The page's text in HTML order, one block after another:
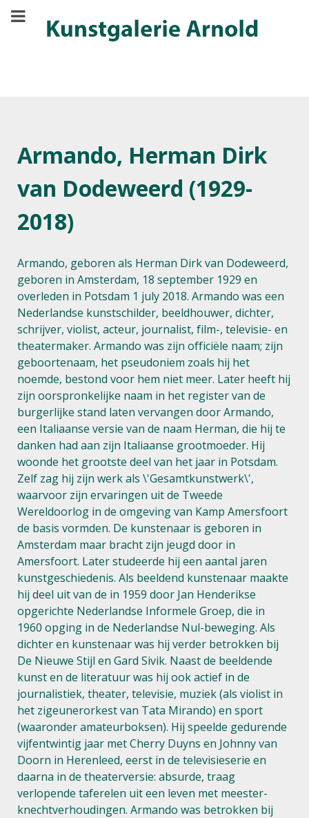
Armando, Herman Dirk
van Dodeweerd (1929-
2018)
Armando, geboren als Herman Dirk van Dodeweerd,
geboren in Amsterdam, 18 september 1929 en
overleden in Potsdam 1 july 2018. Armando was een
Nederlandse kunstschilder, beeldhouwer, dichter,
schrijver, violist, acteur, journalist, film-, televisie- en
theatermaker. Armando was zijn officiële naam; zijn
geboortenaam, het pseudoniem zoals hij het
noemde, bestond voor hem niet meer. Later heeft hij
zijn oorspronkelijke naam in het register van de
burgerlijke stand laten vervangen door Armando,
een Italiaanse versie van de naam Herman, die hij te
danken had aan zijn Italiaanse grootmoeder. Hij
woonde het grootste deel van het jaar in Potsdam.
Zelf zag hij zijn werk als \'Gesamtkunstwerk\',
waarvoor zijn ervaringen uit de Tweede
Wereldoorlog in de omgeving van Kamp Amersfoort
de basis vormden. De kunstenaar is geboren in
Amsterdam maar bracht zijn jeugd door in
Amersfoort. Later studeerde hij een aantal jaren
kunstgeschiedenis. Als beeldend kunstenaar maakte
hij deel uit van de in 1959 door Jan Henderikse
opgerichte Nederlandse Informele Groep, die in
1960 opging in de Nederlandse Nul-beweging. Als
dichter en kunstenaar was hij verder betrokken bij
De Nieuwe Stijl en Gard Sivik. Naast de beeldende
kunst en de literatuur was hij ook actief in de
journalistiek, theater, televisie, muziek (als violist in
het zigeunerorkest van Tata Mirando) en sport
(waaronder amateurboksen). Hij speelde gedurende
vijfentwintig jaar met Cherry Duyns en Johnny van
Doorn in Herenleed, eerst in de televisieserie en
daarna in de theaterversie: absurde, traag
verlopende taferelen uit een leven met meester-
knechtverhoudingen. Armando was betrokken bij